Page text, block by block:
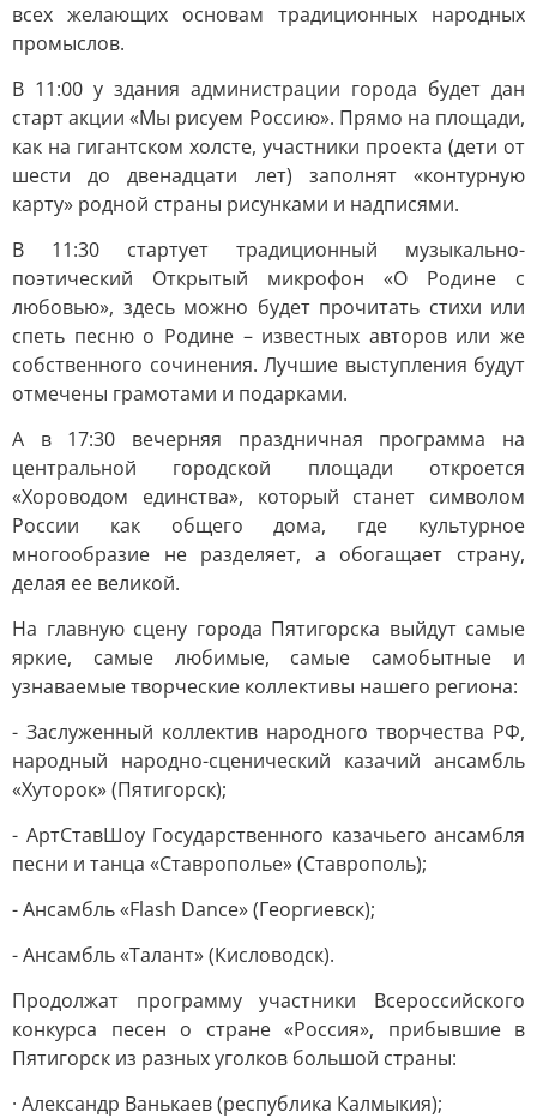
всех желающих основам традиционных народных
промыслов.
В 11:00 у здания администрации города будет дан
старт акции «Мы рисуем Россию». Прямо на площади,
как на гигантском холсте, участники проекта (дети от
шести до двенадцати лет) заполнят «контурную
карту» родной страны рисунками и надписями.
В 11:30 стартует традиционный музыкально-
поэтический Открытый микрофон «О Родине с
любовью», здесь можно будет прочитать стихи или
спеть песню о Родине – известных авторов или же
собственного сочинения. Лучшие выступления будут
отмечены грамотами и подарками.
А в 17:30 вечерняя праздничная программа на
центральной городской площади откроется
«Хороводом единства», который станет символом
России как общего дома, где культурное
многообразие не разделяет, а обогащает страну,
делая ее великой.
На главную сцену города Пятигорска выйдут самые
яркие, самые любимые, самые самобытные и
узнаваемые творческие коллективы нашего региона:
- Заслуженный коллектив народного творчества РФ,
народный народно-сценический казачий ансамбль
«Хуторок» (Пятигорск);
- АртСтавШоу Государственного казачьего ансамбля
песни и танца «Ставрополье» (Ставрополь);
- Ансамбль «Flash Dance» (Георгиевск);
- Ансамбль «Талант» (Кисловодск).
Продолжат программу участники Всероссийского
конкурса песен о стране «Россия», прибывшие в
Пятигорск из разных уголков большой страны:
· Александр Ванькаев (республика Калмыкия);